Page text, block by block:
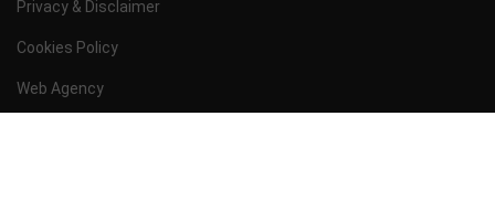
Privacy & Disclaimer
Cookies Policy
Web Agency